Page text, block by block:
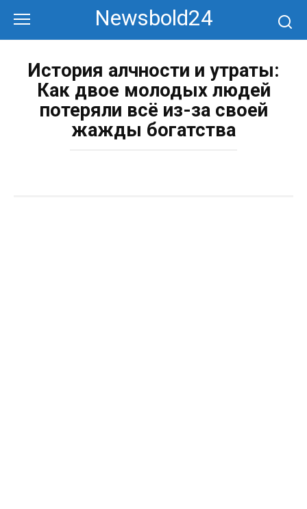
контенту
Newsbold24
История алчности и утраты:
Как двое молодых людей
потеряли всё из-за своей
жажды богатства